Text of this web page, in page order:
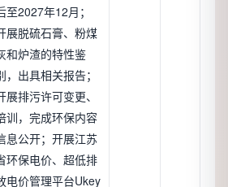
至2027年12月；
展脱硫石膏、粉煤
和炉渣的特性鉴
，出具相关报告；
展排污许可变更、
训，完成环保内容
息公开；开展江苏
环保电价、超低排
电价管理平台Ukey